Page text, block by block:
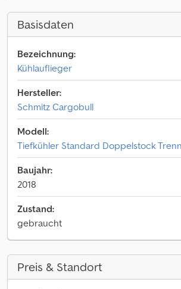
Basisdaten
Bezeichnung:
Kühlauflieger
Hersteller:
Schmitz Cargobull
Modell:
Tiefkühler Standard Doppelstock
Baujahr:
2018
Zustand:
gebraucht
Preis & Standort